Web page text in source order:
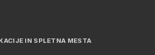
IN SPLETNA MESTA